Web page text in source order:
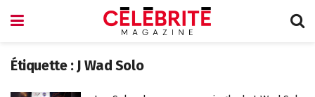
Étiquette : J Wad Solo